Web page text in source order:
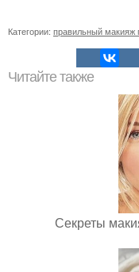
Категории: правильный макияж
Читайте также
Секреты